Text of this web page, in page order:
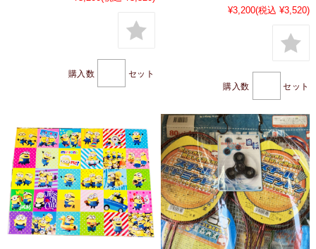
購入数 セット
¥3,200(税込 ¥3,520)
購入数 セット